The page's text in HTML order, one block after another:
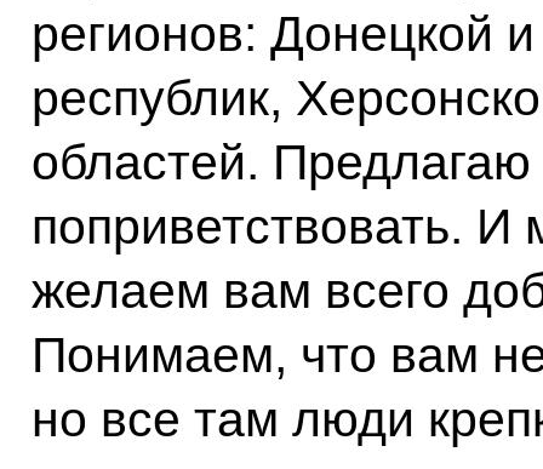
регионов: Донецкой
республик,
областей. Предлагаю
поприветствовать.
желаем вам всего
Понимаем, что вам
но все там люди